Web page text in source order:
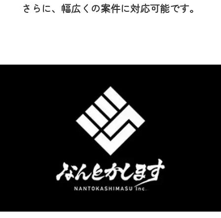
さらに、幅広くの案件に対応可能です。